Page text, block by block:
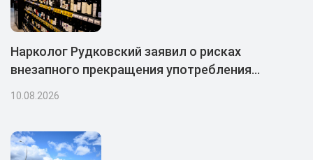
Нарколог Рудковский заявил о рисках
внезапного прекращения употребления
10.08.2026